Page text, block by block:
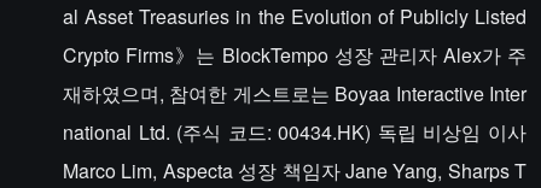
al Asset Treasuries in the Evolution of Publicly Listed
Crypto Firms》는 BlockTempo 성장 관리자 Alex가 주
재하였으며, 참여한 게스트로는 Boyaa Interactive Inter
national Ltd. (주식 코드: 00434.HK) 독립 비상임 이사
Marco Lim, Aspecta 성장 책임자 Jane Yang, Sharps T